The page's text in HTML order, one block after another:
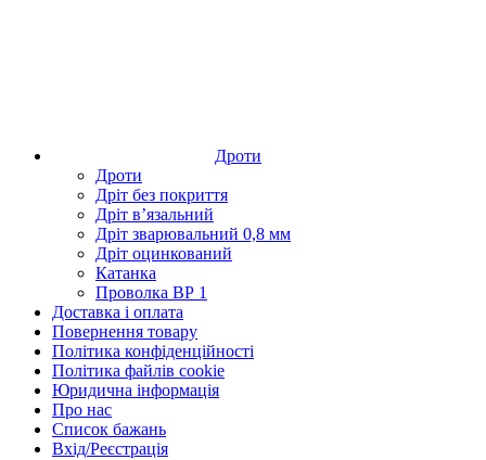
Дроти
Дроти
Дріт без покриття
Дріт в’язальний
Дріт зварювальний 0,8 мм
Дріт оцинкований
Катанка
Проволка ВР 1
Доставка і оплата
Повернення товару
Політика конфіденційності
Політика файлів cookie
Юридична інформація
Про нас
Список бажань
Вхід/Реєстрація